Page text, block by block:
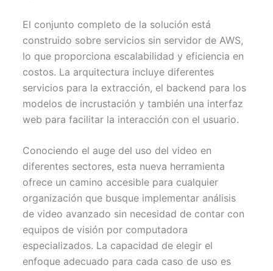
El conjunto completo de la solución está
construido sobre servicios sin servidor de AWS,
lo que proporciona escalabilidad y eficiencia en
costos. La arquitectura incluye diferentes
servicios para la extracción, el backend para los
modelos de incrustación y también una interfaz
web para facilitar la interacción con el usuario.
Conociendo el auge del uso del video en
diferentes sectores, esta nueva herramienta
ofrece un camino accesible para cualquier
organización que busque implementar análisis
de video avanzado sin necesidad de contar con
equipos de visión por computadora
especializados. La capacidad de elegir el
enfoque adecuado para cada caso de uso es